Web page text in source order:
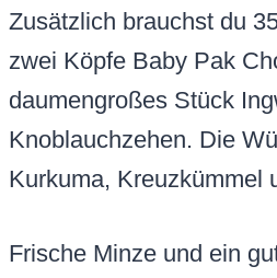
Zusätzlich brauchst du
zwei Köpfe Baby Pak
daumengroßes Stück
Knoblauchzehen. Die
Kurkuma, Kreuzkümmel
Frische Minze und ein